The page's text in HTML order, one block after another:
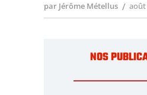
par Jérôme Métellus août
NOS